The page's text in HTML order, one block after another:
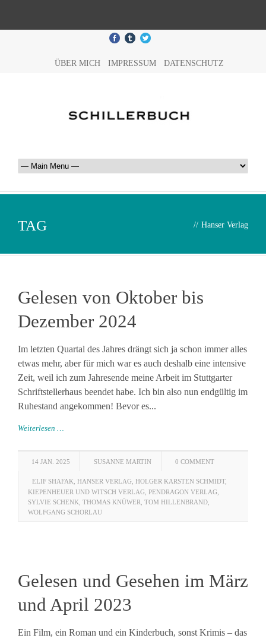
ÜBER MICH IMPRESSUM DATENSCHUTZ
TAG // Hanser Verlag
Gelesen von Oktober bis
Dezember 2024
Im letzten Quartal des Jahres drängt sich ja schon immer alles
etwas mehr, aber für mich war es auch deshalb eine intensive
Zeit, weil ich zum Jahresende meine Arbeit im Stuttgarter
Schriftstellerhaus beendet habe. Ich bin also nun endgültig im
Ruhestand angekommen! Bevor es...
Weiterlesen …
14 JAN. 2025 SUSANNE MARTIN 0 COMMENT
ELIF SHAFAK HANSER VERLAG HOLGER KARSTEN SCHMIDT,
KIEPENHEUER UND WITSCH VERLAG PENDRAGON VERLAG
SYLVIE SCHENK THOMAS KNÜWER TOM HILLENBRAND
WOLFGANG SCHORLAU
Gelesen und Gesehen im März
und April 2023
Ein Film, ein Roman und ein Kinderbuch, sonst Krimis – das